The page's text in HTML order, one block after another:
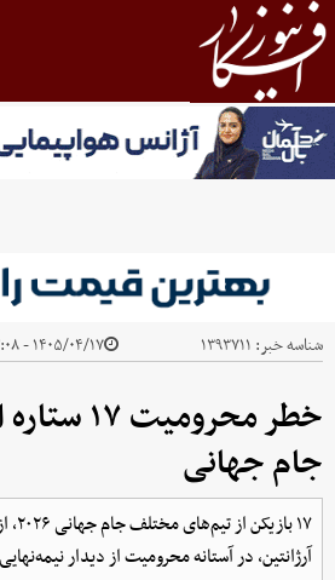
شناسه خبر: ۱۳۹۳۷۱۱ ۱۴۰۵/۰۴/۱۷ - ۲۲:۰۸
خطر
جام جهانی
۱۷
آرژانتین، در آستانه محرومیت از دیدار